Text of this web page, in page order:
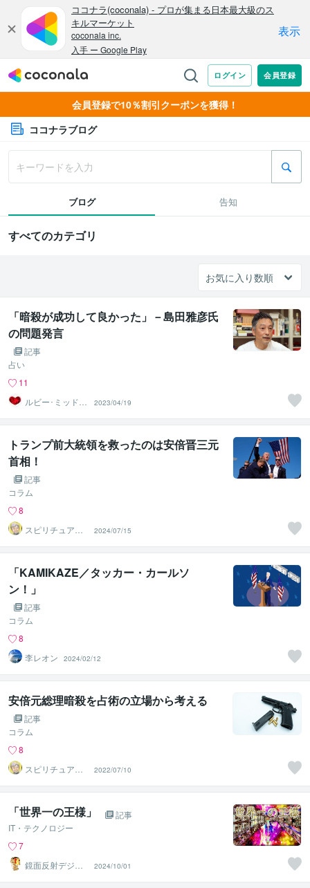
会員登録で10％割引クーポンを獲得！
ココナラブログ
ブログ 告知
すべてのカテゴリ
「暗殺が成功して良かった」－島田雅彦氏
の問題発言
記事
占い
11
ルビー･ミッドナ
イト
2023/04/19
トランプ前大統領を救ったのは安倍晋三元
首相！
記事
コラム
8
スピリチュアル
カウンセラー
神山 純
2024/07/15
「KAMIKAZE／タッカー・カールソ
ン！」
記事
コラム
8
李レオン
2024/02/12
安倍元総理暗殺を占術の立場から考える
記事
コラム
8
スピリチュアル
カウンセラー
神山 純
2022/07/10
「世界一の王様」
記事
IT・テクノロジー
7
鏡面反射デジタ
ルアート製作所
（鈴木穣）
2024/10/01